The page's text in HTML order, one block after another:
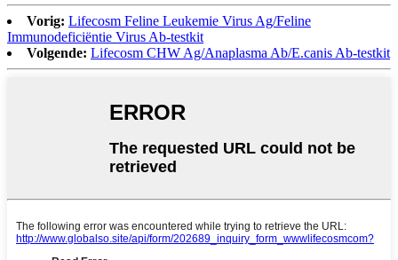
Vorig: Lifecosm Feline Leukemie Virus Ag/Feline
Immunodeficiëntie Virus Ab-testkit
Volgende: Lifecosm CHW Ag/Anaplasma Ab/E.canis Ab-testkit